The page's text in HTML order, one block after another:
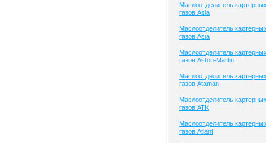
Маслоотделитель
газов Asia
Маслоотделитель
газов Asia
Маслоотделитель
газов Aston-Martin
Маслоотделитель
газов Ataman
Маслоотделитель
газов ATK
Маслоотделитель
газов Atlant